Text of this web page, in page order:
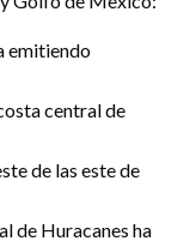
emitiendo
central de
de las este de
de Huracanes ha